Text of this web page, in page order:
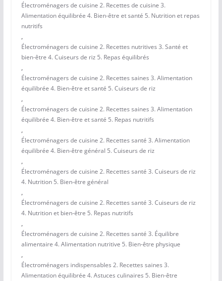
Électroménagers de cuisine 2. Recettes de cuisine 3.
Alimentation équilibrée 4. Bien-être et santé 5. Nutrition et repas
nutritifs
,
Électroménagers de cuisine 2. Recettes nutritives 3. Santé et
bien-être 4. Cuiseurs de riz 5. Repas équilibrés
,
Électroménagers de cuisine 2. Recettes saines 3. Alimentation
équilibrée 4. Bien-être et santé 5. Cuiseurs de riz
,
Électroménagers de cuisine 2. Recettes saines 3. Alimentation
équilibrée 4. Bien-être et santé 5. Repas nutritifs
,
Électroménagers de cuisine 2. Recettes santé 3. Alimentation
équilibrée 4. Bien-être général 5. Cuiseurs de riz
,
Électroménagers de cuisine 2. Recettes santé 3. Cuiseurs de riz
4. Nutrition 5. Bien-être général
,
Électroménagers de cuisine 2. Recettes santé 3. Cuiseurs de riz
4. Nutrition et bien-être 5. Repas nutritifs
,
Électroménagers de cuisine 2. Recettes santé 3. Équilibre
alimentaire 4. Alimentation nutritive 5. Bien-être physique
,
Électroménagers indispensables 2. Recettes saines 3.
Alimentation équilibrée 4. Astuces culinaires 5. Bien-être